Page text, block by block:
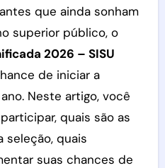
que ainda sonham
superior público, o
2026 – SISU
de iniciar a
Neste artigo, você
quais são as
seleção, quais
suas chances de